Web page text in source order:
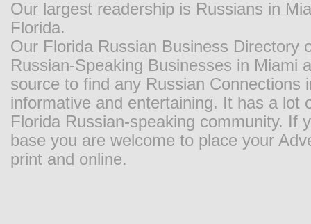
Our largest readership is Russians in
Florida.
Our Florida Russian Business Directory
Russian-Speaking Businesses in Miami
source to find any Russian
informative and entertaining. It has a
Florida Russian-speaking community. If
base you are welcome to place your
print and online.